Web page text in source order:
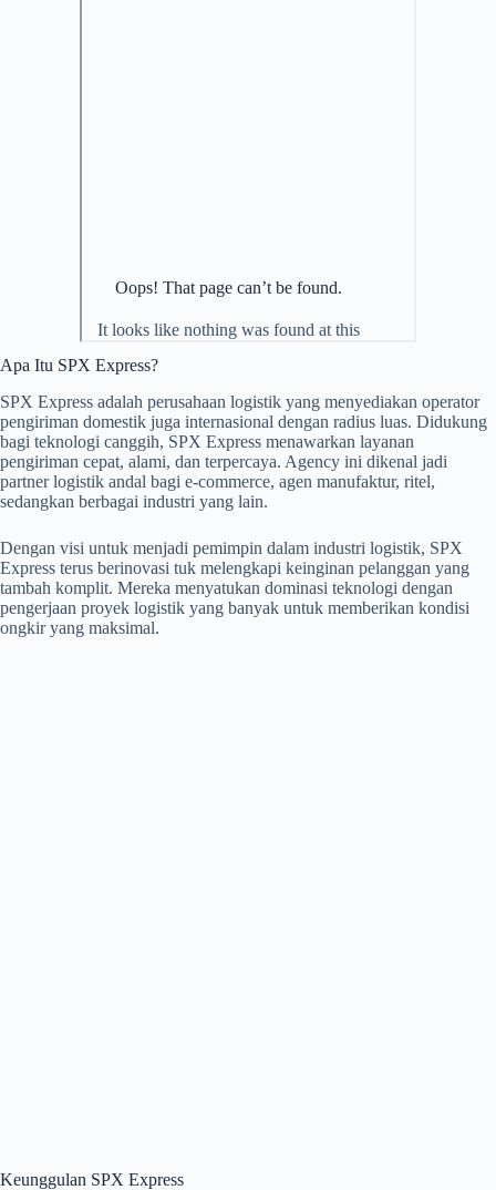
Apa Itu SPX Express?
SPX Express adalah perusahaan logistik yang menyediakan operator
pengiriman domestik juga internasional dengan radius luas. Didukung
bagi teknologi canggih, SPX Express menawarkan layanan
pengiriman cepat, alami, dan terpercaya. Agency ini dikenal jadi
partner logistik andal bagi e-commerce, agen manufaktur, ritel,
sedangkan berbagai industri yang lain.
Dengan visi untuk menjadi pemimpin dalam industri logistik, SPX
Express terus berinovasi tuk melengkapi keinginan pelanggan yang
tambah komplit. Mereka menyatukan dominasi teknologi dengan
pengerjaan proyek logistik yang banyak untuk memberikan kondisi
ongkir yang maksimal.
Keunggulan SPX Express